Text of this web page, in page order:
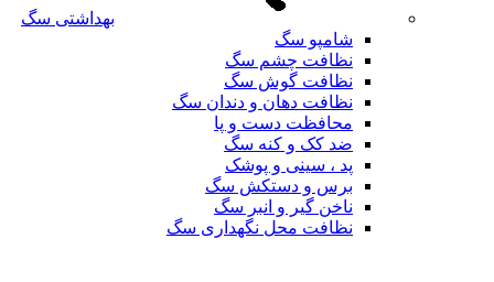
بهداشتی سگ
شامپو سگ
نظافت چشم سگ
نظافت گوش سگ
نظافت دهان و دندان سگ
محافظت دست و پا
ضد کک و کنه سگ
پد ، سینی و پوشک
برس و دستکش سگ
ناخن گیر و انبر سگ
نظافت محل نگهداری سگ